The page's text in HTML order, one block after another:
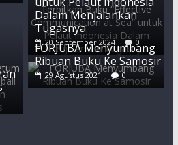
Dalam Menjalankan
Tugasnya
20 September 2024 0
FORJUBA Menyumbang
Ribuan Buku Ke Samosir
29 Agustus 2021 0